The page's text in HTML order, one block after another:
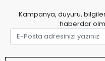
Kampanya, duyuru,
haberdar